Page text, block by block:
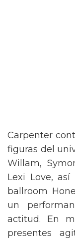
Carpenter
figuras del
Willam,
Lexi Love,
ballroom
un
actitud. En
presentes